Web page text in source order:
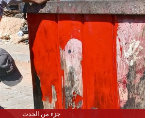
جزء من الحدث